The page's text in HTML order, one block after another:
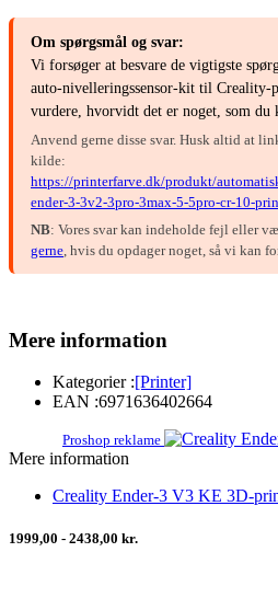
Om spørgsmål og svar:
Vi forsøger at besvare de vigtigste
auto-nivelleringssensor-kit til Creality-
vurdere, hvorvidt det er noget, som du
Anvend gerne disse svar. Husk altid at
kilde:
https://printerfarve.dk/produkt/
ender-3-3v2-3pro-3max-5-5pro-cr-10-
NB: Vores svar kan indeholde fejl eller
gerne , hvis du opdager noget, så vi kan
Mere information
Kategorier :[Printer]
EAN :6971636402664
Proshop reklame
Mere information
Creality Ender-3 V3 KE 3D-
1999,00 - 2438,00 kr.